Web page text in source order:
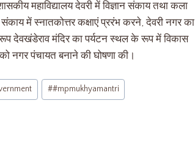
महाविद्यालय देवरी में विज्ञान संकाय तथा कला
में स्नातकोत्तर कक्षाएं प्ररंभ करने, देवरी नगर का
देवखंडेराव मंदिर का पर्यटन स्थल के रूप में विकास
नगर पंचायत बनाने की घोषणा की।
##mpmukhyamantri